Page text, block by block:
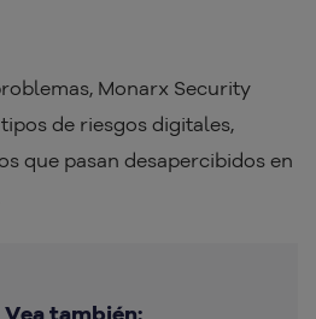
Monarx Security
de riesgos digitales,
que pasan desapercibidos en
Vea también: